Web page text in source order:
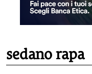
sedano rapa